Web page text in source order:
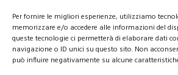
Per fornire le migliori esperienze, utilizziamo
memorizzare e/o accedere alle informazioni del
queste tecnologie ci permetterà di elaborare dati
navigazione o ID unici su questo sito. Non
può influire negativamente su alcune